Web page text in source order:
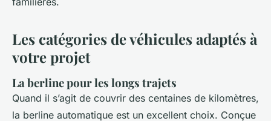
Les catégories de véhicules adaptés à
votre projet
La berline pour les longs trajets
Quand il s’agit de couvrir des centaines de kilomètres,
la berline automatique est un excellent choix. Conçue